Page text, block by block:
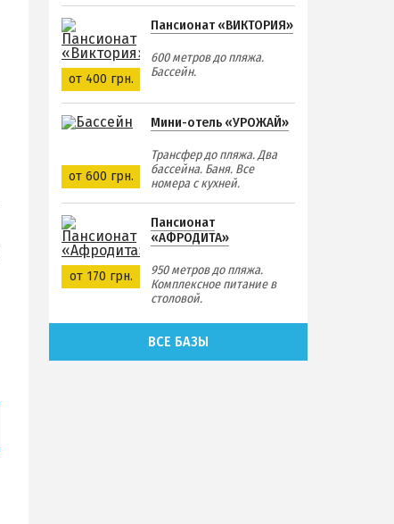
от 400 грн.
Пансионат «ВИКТОРИЯ»
600 метров до пляжа.
Бассейн.
от 600 грн.
Мини-отель «УРОЖАЙ»
Трансфер до пляжа. Два
бассейна. Баня. Все
номера с кухней.
от 170 грн.
Пансионат
«АФРОДИТА»
950 метров до пляжа.
Комплексное питание в
столовой.
ВСЕ БАЗЫ